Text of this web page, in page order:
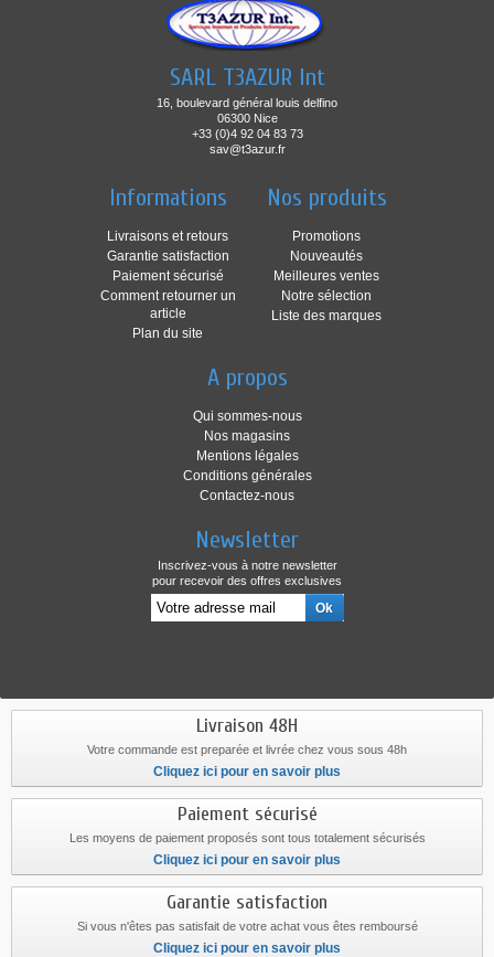
SARL T3AZUR Int
16, boulevard général louis delfino
06300 Nice
+33 (0)4 92 04 83 73
sav@t3azur.fr
Informations
Livraisons et retours
Garantie satisfaction
Paiement sécurisé
Comment retourner un
article
Plan du site
Nos produits
Promotions
Nouveautés
Meilleures ventes
Notre sélection
Liste des marques
A propos
Qui sommes-nous
Nos magasins
Mentions légales
Conditions générales
Contactez-nous
Newsletter
Inscrivez-vous à notre newsletter
pour recevoir des offres exclusives
Livraison 48H
Votre commande est preparée et livrée chez vous sous 48h
Cliquez ici pour en savoir plus
Paiement sécurisé
Les moyens de paiement proposés sont tous totalement sécurisés
Cliquez ici pour en savoir plus
Garantie satisfaction
Si vous n'êtes pas satisfait de votre achat vous êtes remboursé
Cliquez ici pour en savoir plus